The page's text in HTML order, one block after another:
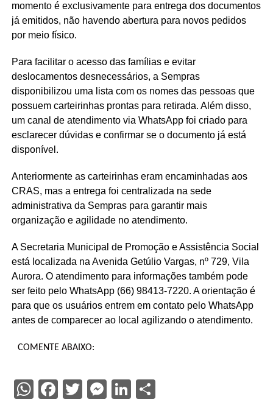
momento é exclusivamente para entrega dos documentos
já emitidos, não havendo abertura para novos pedidos
por meio físico.
Para facilitar o acesso das famílias e evitar
deslocamentos desnecessários, a Sempras
disponibilizou uma lista com os nomes das pessoas que
possuem carteirinhas prontas para retirada. Além disso,
um canal de atendimento via WhatsApp foi criado para
esclarecer dúvidas e confirmar se o documento já está
disponível.
Anteriormente as carteirinhas eram encaminhadas aos
CRAS, mas a entrega foi centralizada na sede
administrativa da Sempras para garantir mais
organização e agilidade no atendimento.
A Secretaria Municipal de Promoção e Assistência Social
está localizada na Avenida Getúlio Vargas, nº 729, Vila
Aurora. O atendimento para informações também pode
ser feito pelo WhatsApp (66) 98413-7220. A orientação é
para que os usuários entrem em contato pelo WhatsApp
antes de comparecer ao local agilizando o atendimento.
COMENTE ABAIXO:
WhatsApp
Facebook
Twitter
Messenger
LinkedIn
Share